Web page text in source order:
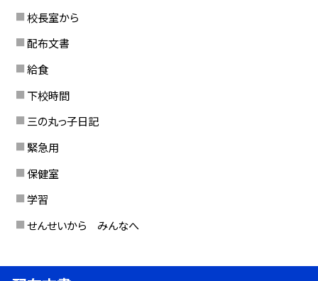
校長室から
配布文書
給食
下校時間
三の丸っ子日記
緊急用
保健室
学習
せんせいから みんなへ